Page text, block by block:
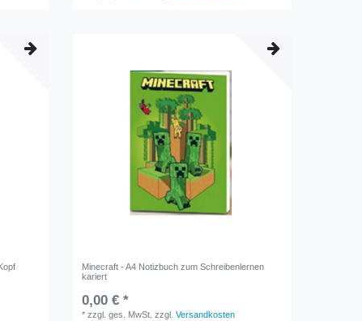
Minecraft - A4 Notizbuch zum Schreibenlernen
kariert
0,00 € *
*zzgl. ges. MwSt. zzgl.Versandkosten